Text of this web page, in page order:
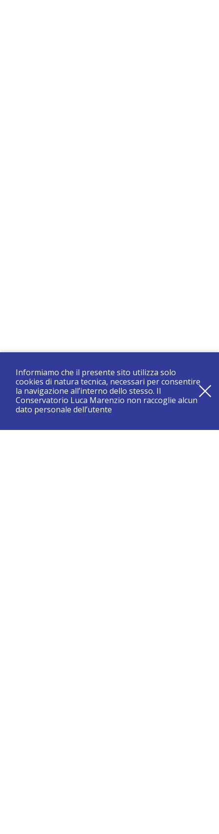
registrati e resta aggiornato su tutte le novità
Informiamo che il presente sito utilizza solo
cookies di natura tecnica, necessari per consentire
la navigazione all’interno dello stesso. Il
Conservatorio Luca Marenzio non raccoglie alcun
dato personale dell’utente